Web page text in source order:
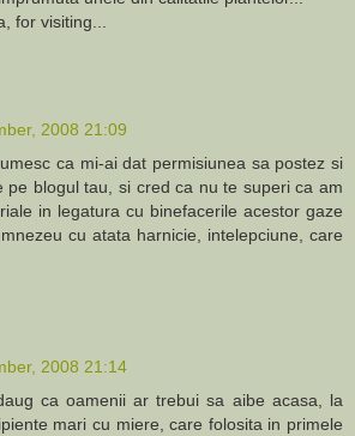
for visiting...
2008 21:09
ca mi-ai dat permisiunea sa postez si
pe blogul tau, si cred ca nu te superi ca am
in legatura cu binefacerile acestor gaze
cu atata harnicie, intelepciune, care
2008 21:14
ca oamenii ar trebui sa aibe acasa, la
mari cu miere, care folosita in primele